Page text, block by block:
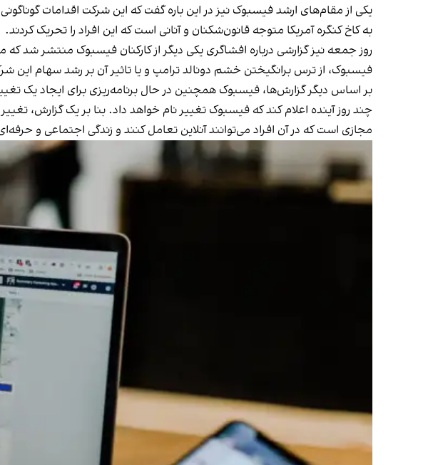
به کاخ کنگره آمریکا متوجه قانون‌شکنان و آنانی است که این افراد را تحریک کردند.
روز جمعه نیز گزارشی درباره افشاگری یکی دیگر از کارکنان فیسبوک منتشر شد
فیسبوک، از ترس برانگیختن خشم دونالد ترامپ و یا تاثیر آن بر رشد سهام این
بر اساس دیگر گزارش‌ها، فیسبوک همچنین در حال برنامه‌ریزی برای ایجاد یک
چند روز آینده اعلام کند که فیسبوک تغییر نام خواهد داد. بنا بر یک گزارش،
مجازی است که در آن افراد می‌توانند آنلاین تعامل کنند و زندگی اجتماعی و